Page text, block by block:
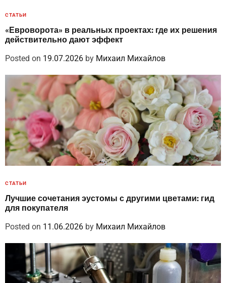
СТАТЬИ
«Евроворота» в реальных проектах: где их решения
действительно дают эффект
Posted on 19.07.2026 by Михаил Михайлов
СТАТЬИ
Лучшие сочетания эустомы с другими цветами: гид
для покупателя
Posted on 11.06.2026 by Михаил Михайлов